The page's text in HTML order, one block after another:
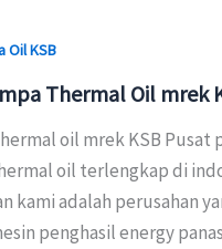
Oil KSB
Thermal Oil mrek
oil mrek KSB Pusat
oil terlengkap di
kami adalah perusahan
penghasil energy